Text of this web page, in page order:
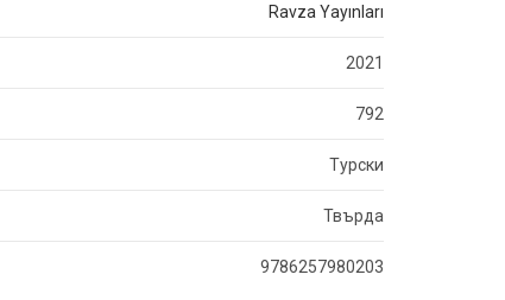
Ravza Yayınları
2021
792
Турски
Твърда
9786257980203